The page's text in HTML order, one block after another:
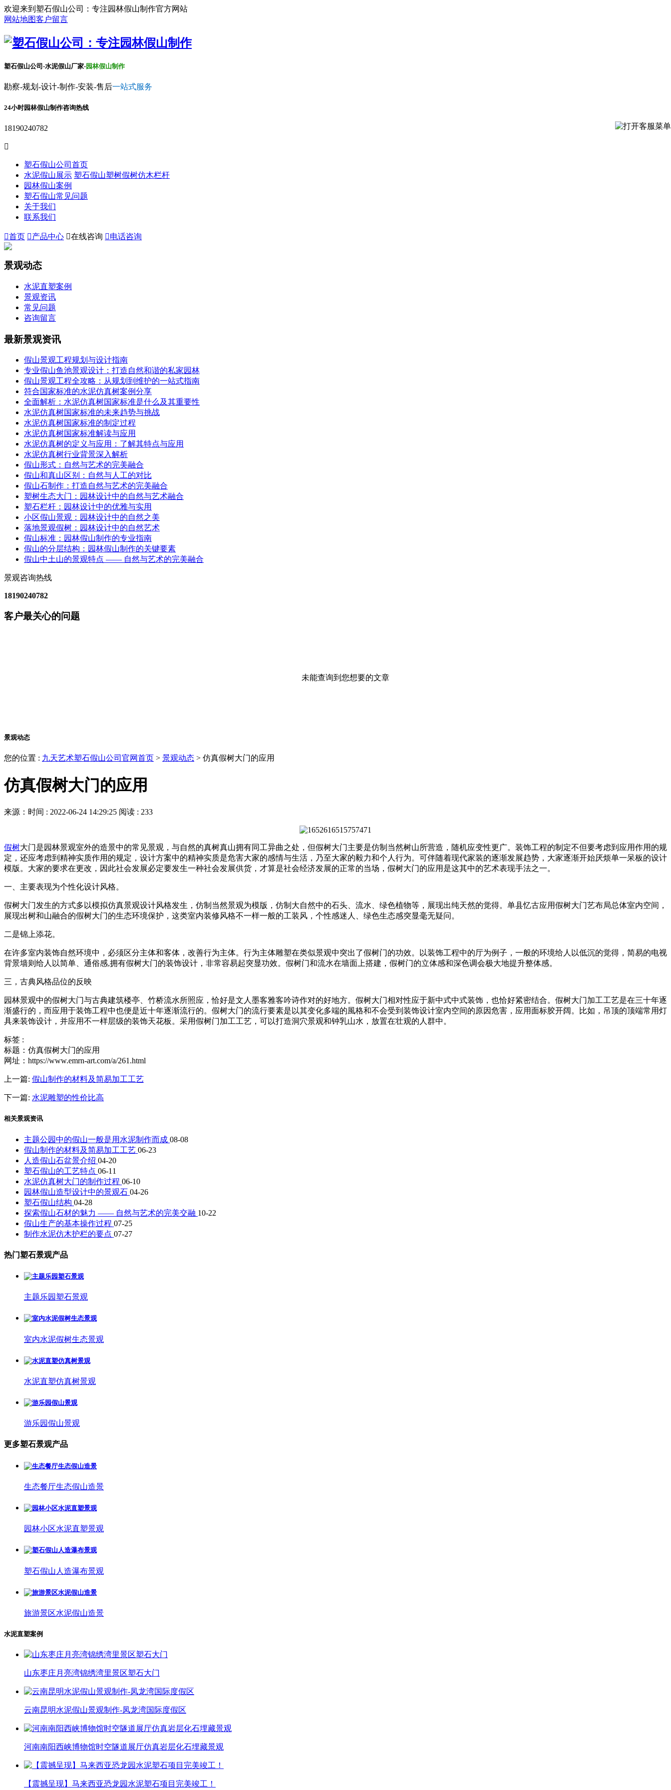
欢迎来到塑石假山公司：专注园林假山制作官方网站
网站地图客户留言
塑石假山公司-水泥假山厂家-园林假山制作
勘察-规划-设计-制作-安装-售后一站式服务
24小时园林假山制作咨询热线
18190240782

塑石假山公司首页
水泥假山展示 塑石假山塑树假树仿木栏杆
园林假山案例
塑石假山常见问题
关于我们
联系我们
首页 产品中心 在线咨询 电话咨询
景观动态
水泥直塑案例
景观资讯
常见问题
咨询留言
最新景观资讯
假山景观工程规划与设计指南
专业假山鱼池景观设计：打造自然和谐的私家园林
假山景观工程全攻略：从规划到维护的一站式指南
符合国家标准的水泥仿真树案例分享
全面解析：水泥仿真树国家标准是什么及其重要性
水泥仿真树国家标准的未来趋势与挑战
水泥仿真树国家标准的制定过程
水泥仿真树国家标准解读与应用
水泥仿真树的定义与应用：了解其特点与应用
水泥仿真树行业背景深入解析
假山形式：自然与艺术的完美融合
假山和真山区别：自然与人工的对比
假山石制作：打造自然与艺术的完美融合
塑树生态大门：园林设计中的自然与艺术融合
塑石栏杆：园林设计中的优雅与实用
小区假山景观：园林设计中的自然之美
落地景观假树：园林设计中的自然艺术
假山标准：园林假山制作的专业指南
假山的分层结构：园林假山制作的关键要素
假山中土山的景观特点 —— 自然与艺术的完美融合
景观咨询热线
18190240782
客户最关心的问题
未能查询到您想要的文章
景观动态
您的位置 : 九天艺术塑石假山公司官网首页 > 景观动态 > 仿真假树大门的应用
仿真假树大门的应用
来源： 时间 : 2022-06-24 14:29:25 阅读 : 233
假树大门是园林景观室外的造景中的常见景观，与自然的真树真山拥有同工异曲之处，但假树大门主要是仿制当然树山所营造，随机应变性更广。装饰工程的制定不但要考虑到应用作用的规
定，还应考虑到精神实质作用的规定，设计方案中的精神实质是危害大家的感情与生活，乃至大家的毅力和个人行为。可伴随着现代家装的逐渐发展趋势，大家逐渐开始厌烦单一呆板的设计
模版。大家的要求在更改，因此社会发展必定要发生一种社会发展供货，才算是社会经济发展的正常的当场，假树大门的应用是这其中的艺术表现手法之一。
一、主要表现为个性化设计风格。
假树大门发生的方式多以模拟仿真景观设计风格发生，仿制当然景观为模版，仿制大自然中的石头、流水、绿色植物等，展现出纯天然的觉得。单县忆古应用假树大门艺布局总体室内空间，
展现出树和山融合的假树大门的生态环境保护，这类室内装修风格不一样一般的工装风，个性感迷人、绿色生态感突显毫无疑问。
二是锦上添花。
在许多室内装饰自然环境中，必须区分主体和客体，改善行为主体。行为主体雕塑在类似景观中突出了假树门的功效。以装饰工程中的厅为例子，一般的环境给人以低沉的觉得，简易的电视
背景墙则给人以简单、通俗感,拥有假树大门的装饰设计，非常容易起突显功效。假树门和流水在墙面上搭建，假树门的立体感和深色调会极大地提升整体感。
三，古典风格品位的反映
园林景观中的假树大门与古典建筑楼亭、竹桥流水所照应，恰好是文人墨客雅客吟诗作对的好地方。假树大门相对性应于新中式中式装饰，也恰好紧密结合。假树大门加工工艺是在三十年逐
渐盛行的，而应用于装饰工程中也便是近十年逐渐流行的。假树大门的流行要素是以其变化多端的風格和不会受到装饰设计室内空间的原因危害，应用面标胶开阔。比如，吊顶的顶端常用灯
具来装饰设计，并应用不一样层级的装饰天花板。采用假树门加工工艺，可以打造洞穴景观和钟乳山水，放置在壮观的人群中。
标签 :
标题：仿真假树大门的应用
网址：https://www.emrn-art.com/a/261.html
上一篇: 假山制作的材料及简易加工工艺
下一篇: 水泥雕塑的性价比高
相关景观资讯
主题公园中的假山一般是用水泥制作而成 08-08
假山制作的材料及简易加工工艺 06-23
人造假山石盆景介绍 04-20
塑石假山的工艺特点 06-11
水泥仿真树大门的制作过程 06-10
园林假山造型设计中的景观石 04-26
塑石假山结构 04-28
探索假山石材的魅力 —— 自然与艺术的完美交融 10-22
假山生产的基本操作过程 07-25
制作水泥仿木护栏的要点 07-27
热门塑石景观产品
主题乐园塑石景观
室内水泥假树生态景观
水泥直塑仿真树景观
游乐园假山景观
更多塑石景观产品
生态餐厅生态假山造景
园林小区水泥直塑景观
塑石假山人造瀑布景观
旅游景区水泥假山造景
水泥直塑案例
山东枣庄月亮湾锦绣湾里景区塑石大门
云南昆明水泥假山景观制作-凤龙湾国际度假区
河南南阳西峡博物馆时空隧道展厅仿真岩层化石埋藏景观
【震撼呈现】马来西亚恐龙园水泥塑石项目完美竣工！